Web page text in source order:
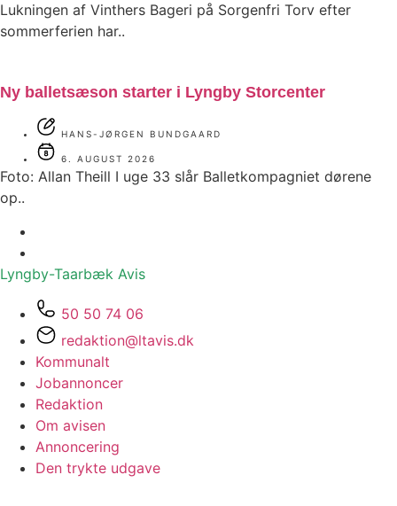
Lukningen af Vinthers Bageri på Sorgenfri Torv efter
sommerferien har..
Ny balletsæson starter i Lyngby Storcenter
HANS-JØRGEN BUNDGAARD
6. AUGUST 2026
Foto: Allan Theill I uge 33 slår Balletkompagniet dørene
op..
Lyngby-Taarbæk Avis
50 50 74 06
redaktion@ltavis.dk
Kommunalt
Jobannoncer
Redaktion
Om avisen
Annoncering
Den trykte udgave